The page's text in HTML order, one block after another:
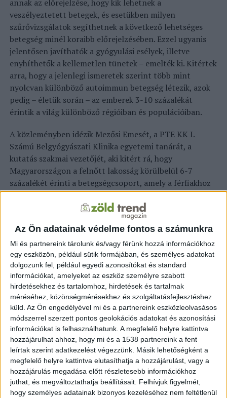
Az Ön adatainak védelme fontos a számunkra
Mi és partnereink tárolunk és/vagy férünk hozzá információkhoz
egy eszközön, például sütik formájában, és személyes adatokat
dolgozunk fel, például egyedi azonosítókat és standard
információkat, amelyeket az eszköz személyre szabott
hirdetésekhez és tartalomhoz, hirdetések és tartalmak
méréséhez, közönségmérésekhez és szolgáltatásfejlesztéshez
küld. Az Ön engedélyével mi és a partnereink eszközleolvasásos
módszerrel szerzett pontos geolokációs adatokat és azonosítási
információkat is felhasználhatunk. A megfelelő helyre kattintva
hozzájárulhat ahhoz, hogy mi és a 1538 partnereink a fent
leírtak szerint adatkezelést végezzünk. Másik lehetőségként a
megfelelő helyre kattintva elutasíthatja a hozzájárulást, vagy a
hozzájárulás megadása előtt részletesebb információkhoz
juthat, és megváltoztathatja beállításait. Felhívjuk figyelmét,
hogy személyes adatainak bizonyos kezeléséhez nem feltétlenül
annak az előrejelzése, hogy kik lehetnek a
veszélyeztetett betegek, és esetükben milyen
szűrővizsgálatok segíthetnek a következő lehetséges
betegség minél koraibb előrejelzésében. Ezzel ugyanis
jelentősen javíthatók a gyógyulási esélyek, illetve
enyhíthetők a kellemetlen tünetek – emelték ki. Kitértek
arra, hogy a jelenlegi ismeretek szerint több mint
nyolcvan különböző autoimmun betegség létezik, azok
pedig – életük során – az emberek 3-10 százalékát
érintik a világ különböző régióiban és populációiban.
A közleményben idézik Mezősi Emesét, a PTE KK I.
Számú Belgyógyászati Klinika egyetemi tanárát, a
kutatás szakmai vezetőjét, aki kitért rá, hogy
Magyarországon a felnőtt lakosság körülbelül 6-7
százalékét érinti a betegségcsoport, amely a férfiakhoz
képest a nőknél akár tízszer gyakrabban is előfordul. A
szakember rámutatott, hogy valószínűleg környezeti és
életmódbeli tényezők miatt egyre többen szenvednek a
kórban. A leggyakoribbak az autoimmun pajzsmirigy
betegségek, mint az autoimmun pajzsmirigy-gyulladás
és a Graves-Basedow-kór, az 1-es típusú cukorbetegség,
a gluténérzékenység, a rheumatoid arthritis, a szklerózis
multiplex, valamint a lupusz.
A pécsi kutatás eredményeit a klinikai endokrinológia
egyik legrangosabb nemzetközi folyóiratában, a Journal
of Clinical Endocrinology and Metabolism-ban
publikálták a közelmúltban. A megállapítások szerint az
autoimmun betegségek társulása jóval gyakoribb, mint
az a korábbi szakirodalmi adatok alapján várható volt.
Így például a hormontermelő szerveket – mint az
agyalapi mirigy, a pajzsmirigy, a mellékpajzsmirigy vagy